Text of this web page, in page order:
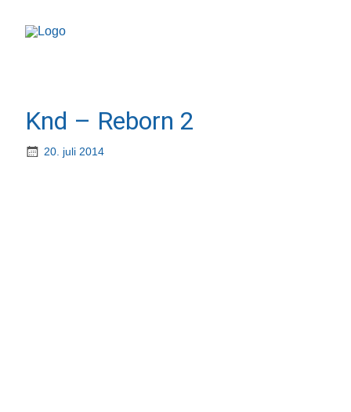
Knd – Reborn 2
20. juli 2014